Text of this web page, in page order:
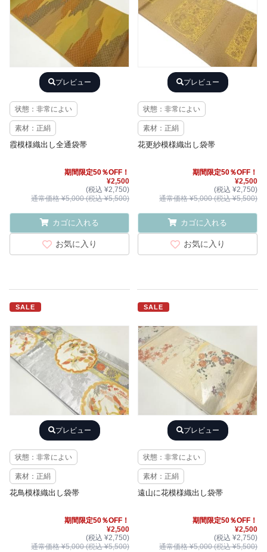
プレビュー
状態：非常によい
素材：正絹
霞模様織出し全通袋帯
期間限定50％OFF！
¥2,500
(税込 ¥2,750)
通常価格 ¥5,000 (税込 ¥5,500)
カゴに入れる
お気に入り
プレビュー
状態：非常によい
素材：正絹
花更紗模様織出し袋帯
期間限定50％OFF！
¥2,500
(税込 ¥2,750)
通常価格 ¥5,000 (税込 ¥5,500)
カゴに入れる
お気に入り
SALE
プレビュー
状態：非常によい
素材：正絹
花鳥模様織出し袋帯
期間限定50％OFF！
¥2,500
(税込 ¥2,750)
通常価格 ¥5,000 (税込 ¥5,500)
SALE
プレビュー
状態：非常によい
素材：正絹
遠山に花模様織出し袋帯
期間限定50％OFF！
¥2,500
(税込 ¥2,750)
通常価格 ¥5,000 (税込 ¥5,500)